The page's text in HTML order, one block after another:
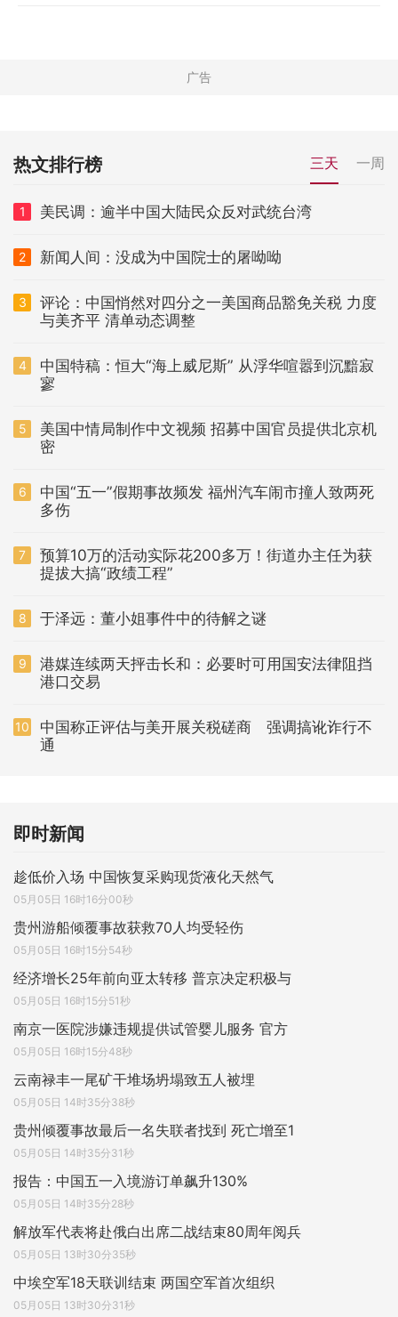
热文排行榜 三天 一周
1 美民调：逾半中国大陆民众反对武统台湾
2 新闻人间：没成为中国院士的屠呦呦
3
评论：中国悄然对四分之一美国商品豁免关税 力度
与美齐平 清单动态调整
4
中国特稿：恒大“海上威尼斯” 从浮华喧嚣到沉黯寂
寥
5
美国中情局制作中文视频 招募中国官员提供北京机
密
6
中国“五一”假期事故频发 福州汽车闹市撞人致两死
多伤
7
预算10万的活动实际花200多万！街道办主任为获
提拔大搞“政绩工程”
8 于泽远：董小姐事件中的待解之谜
9
港媒连续两天抨击长和：必要时可用国安法律阻挡
港口交易
10
中国称正评估与美开展关税磋商 强调搞讹诈行不
通
即时新闻
趁低价入场 中国恢复采购现货液化天然气
05月05日 16时16分00秒
贵州游船倾覆事故获救70人均受轻伤
05月05日 16时15分54秒
经济增长25年前向亚太转移 普京决定积极与
05月05日 16时15分51秒
南京一医院涉嫌违规提供试管婴儿服务 官方
05月05日 16时15分48秒
云南禄丰一尾矿干堆场坍塌致五人被埋
05月05日 14时35分38秒
贵州倾覆事故最后一名失联者找到 死亡增至1
05月05日 14时35分31秒
报告：中国五一入境游订单飙升130%
05月05日 14时35分28秒
解放军代表将赴俄白出席二战结束80周年阅兵
05月05日 13时30分35秒
中埃空军18天联训结束 两国空军首次组织
05月05日 13时30分31秒